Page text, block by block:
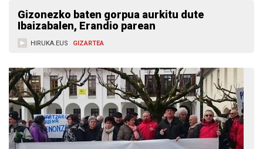
Gizonezko baten gorpua aurkitu dute
Ibaizabalen, Erandio parean
HIRUKA.EUS GIZARTEA